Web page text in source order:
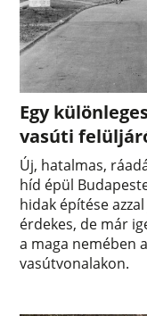
Egy
vasúti
Új, hatalmas,
híd épül
hidak építése
érdekes, de már
a maga nemében
vasútvonalakon.